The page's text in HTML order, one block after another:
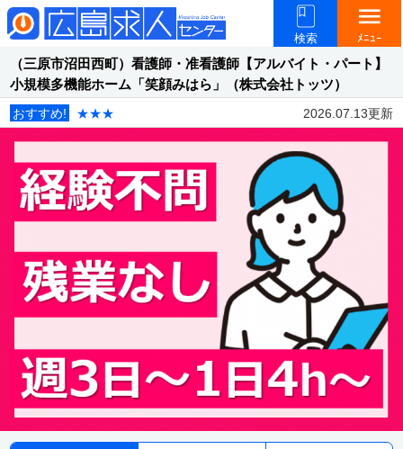
検索
menu
ﾒﾆｭｰ
（三原市沼田西町）看護師・准看護師【アルバイト・パート】
小規模多機能ホーム「笑顔みはら」（株式会社トッツ）
おすすめ! ★★★ 2026.07.13更新